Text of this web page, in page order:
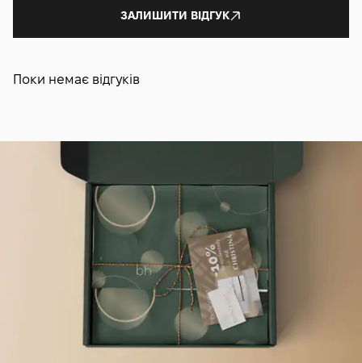
ЗАЛИШИТИ ВІДГУК
Поки немає відгуків